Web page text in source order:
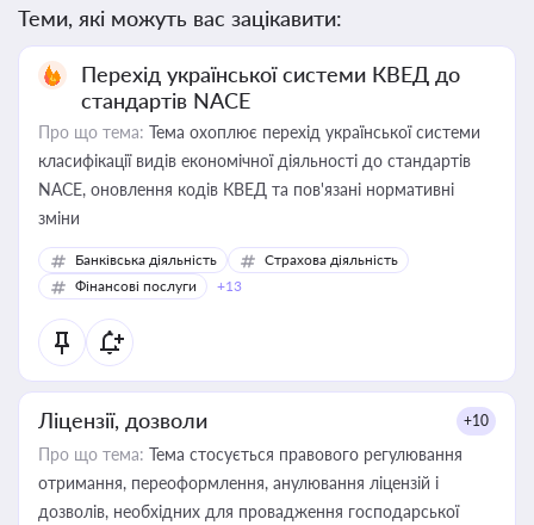
Теми, які можуть вас зацікавити:
Перехід української системи КВЕД до
стандартів NACE
Про що тема: Тема охоплює перехід української системи
класифікації видів економічної діяльності до стандартів
NACE, оновлення кодів КВЕД та пов'язані нормативні
зміни
Банківська діяльність
Страхова діяльність
Фінансові послуги
+13
Ліцензії, дозволи +10
Про що тема: Тема стосується правового регулювання
отримання, переоформлення, анулювання ліцензій і
дозволів, необхідних для провадження господарської